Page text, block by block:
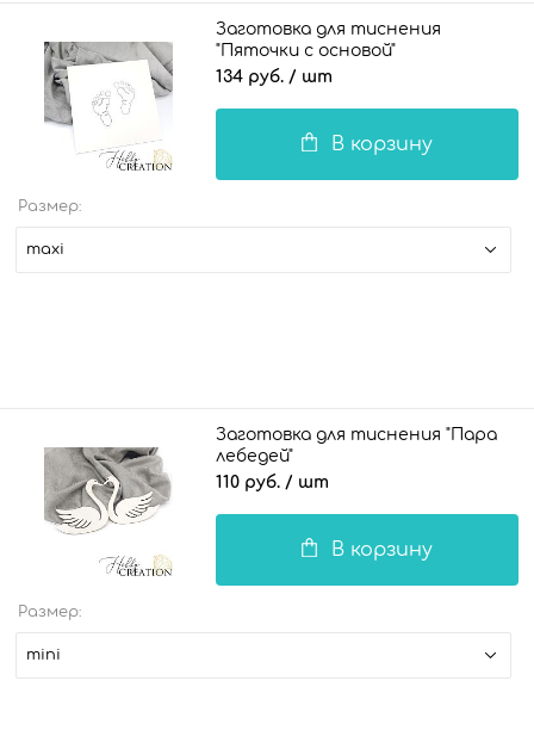
Заготовка для тиснения
"Пяточки с основой"
134 руб. / шт
В корзину
Размер:
maxi
Заготовка для тиснения "Пара
лебедей"
110 руб. / шт
В корзину
Размер:
mini